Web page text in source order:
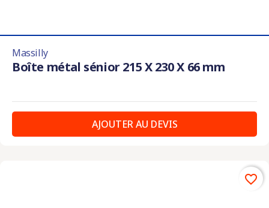
Massilly
Boîte métal sénior 215 X 230 X 66 mm
AJOUTER AU DEVIS
favorite_border